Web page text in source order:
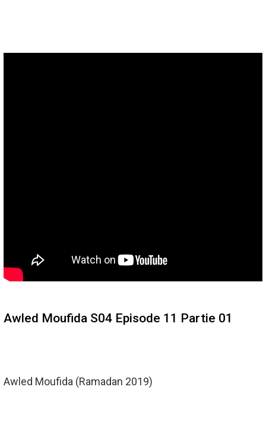
Awled Moufida S04 Episode 11 Partie 01
Awled Moufida (Ramadan 2019)